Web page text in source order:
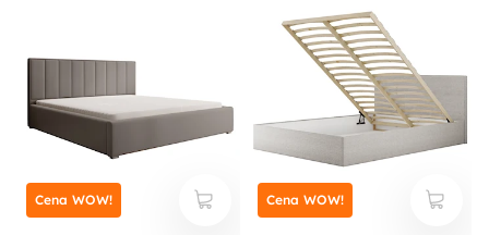
Cena WOW! Cena WOW!